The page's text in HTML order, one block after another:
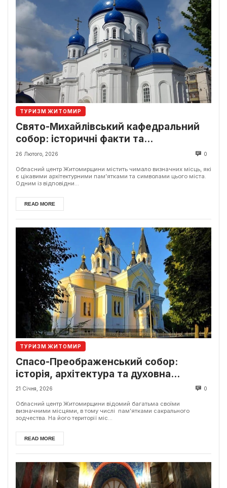
ТУРИЗМ ЖИТОМИР
Свято-Михайлівський кафедральний
собор: історичні факти та
богослужіння
26 Лютого, 2026 0
Обласний центр Житомирщини містить чимало визначних місць, які
є цікавими архітектурними пам’ятками та символами цього міста.
Одним із відповідни...
READ MORE
ТУРИЗМ ЖИТОМИР
Спасо-Преображенський собор:
історія, архітектура та духовна
спадщина України
21 Січня, 2026 0
Обласний центр Житомирщини відомий багатьма своїми
визначними місцями, в тому числі пам’ятками сакрального
зодчества. На його території міс...
READ MORE